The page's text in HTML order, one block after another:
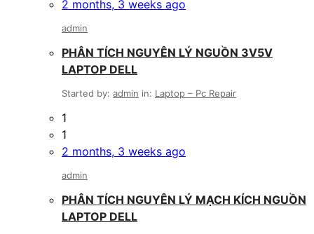
2 months, 3 weeks ago
admin
PHÂN TÍCH NGUYÊN LÝ NGUỒN 3V5V
LAPTOP DELL
Started by: admin in: Laptop – Pc Repair
1
1
2 months, 3 weeks ago
admin
PHÂN TÍCH NGUYÊN LÝ MẠCH KÍCH NGUỒN
LAPTOP DELL